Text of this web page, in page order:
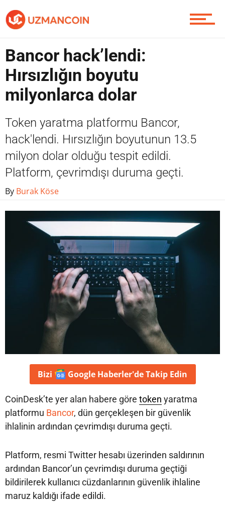
Piyasa
Soru Sor
Bancor hack’lendi:
Hırsızlığın boyutu
milyonlarca dolar
Token yaratma platformu Bancor,
hack'lendi. Hırsızlığın boyutunun 13.5
milyon dolar olduğu tespit edildi.
Platform, çevrimdışı duruma geçti.
By Burak Köse
Bizi Google Haberler'deTakip Edin
CoinDesk’te yer alan habere göre token yaratma
platformu Bancor, dün gerçekleşen bir güvenlik
ihlalinin ardından çevrimdışı duruma geçti.
Platform, resmi Twitter hesabı üzerinden saldırının
ardından Bancor’un çevrimdışı duruma geçtiği
bildirilerek kullanıcı cüzdanlarının güvenlik ihlaline
maruz kaldığı ifade edildi.